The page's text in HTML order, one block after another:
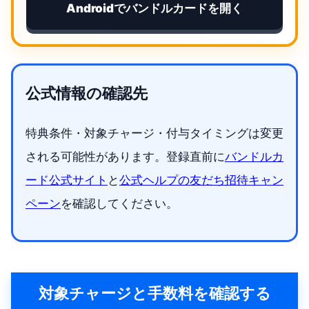
Androidでバンドルカードを開く
公式情報の確認先
特典条件・対象チャージ・付与タイミングは変更
される可能性があります。登録直前にバンドルカ
ード公式サイト と公式ヘルプの友だち招待キャン
ペーンを確認してください。
対象チャージと手数料を確認する